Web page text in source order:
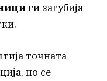
ги загубија
точната
но се